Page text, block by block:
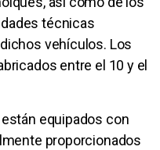
técnicas
vehículos. Los
entre el 10 y el
equipados con
proporcionados